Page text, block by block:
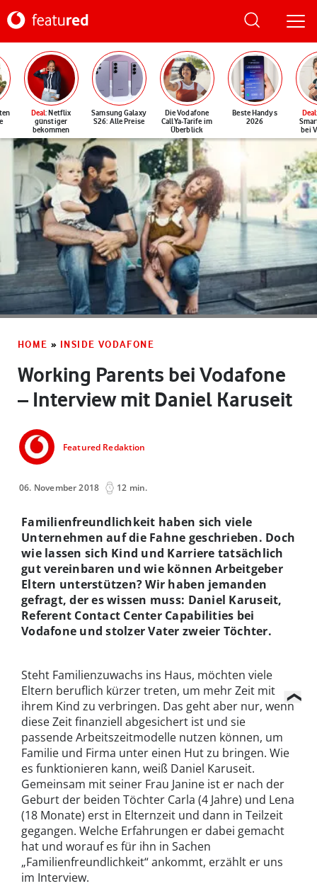
Deal: Netflix
günstiger
bekommen
Samsung Galaxy
S26: Alle Preise
Die Vodafone
CallYa-Tarife im
Überblick
Beste Handys
2026
Deal
bei
HOME » INSIDE VODAFONE
Working Parents bei Vodafone
– Interview mit Daniel Karuseit
Featured Redaktion
06. November 2018 12 min.
Familienfreundlichkeit haben sich viele
Unternehmen auf die Fahne geschrieben. Doch
wie lassen sich Kind und Karriere tatsächlich
gut vereinbaren und wie können Arbeitgeber
Eltern unterstützen? Wir haben jemanden
gefragt, der es wissen muss: Daniel Karuseit,
Referent Contact Center Capabilities bei
Vodafone und stolzer Vater zweier Töchter.
Steht Familienzuwachs ins Haus, möchten viele
Eltern beruflich kürzer treten, um mehr Zeit mit
ihrem Kind zu verbringen. Das geht aber nur, wenn
diese Zeit finanziell abgesichert ist und sie
passende Arbeitszeitmodelle nutzen können, um
Familie und Firma unter einen Hut zu bringen. Wie
es funktionieren kann, weiß Daniel Karuseit.
Gemeinsam mit seiner Frau Janine ist er nach der
Geburt der beiden Töchter Carla (4 Jahre) und Lena
(18 Monate) erst in Elternzeit und dann in Teilzeit
gegangen. Welche Erfahrungen er dabei gemacht
hat und worauf es für ihn in Sachen
„Familienfreundlichkeit“ ankommt, erzählt er uns
im Interview.